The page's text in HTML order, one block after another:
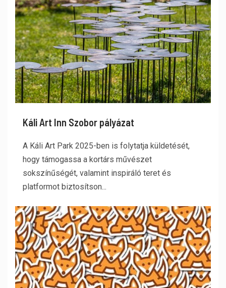
Káli Art Inn Szobor pályázat
A Káli Art Park 2025-ben is folytatja küldetését,
hogy támogassa a kortárs művészet
sokszínűségét, valamint inspiráló teret és
platformot biztosítson...